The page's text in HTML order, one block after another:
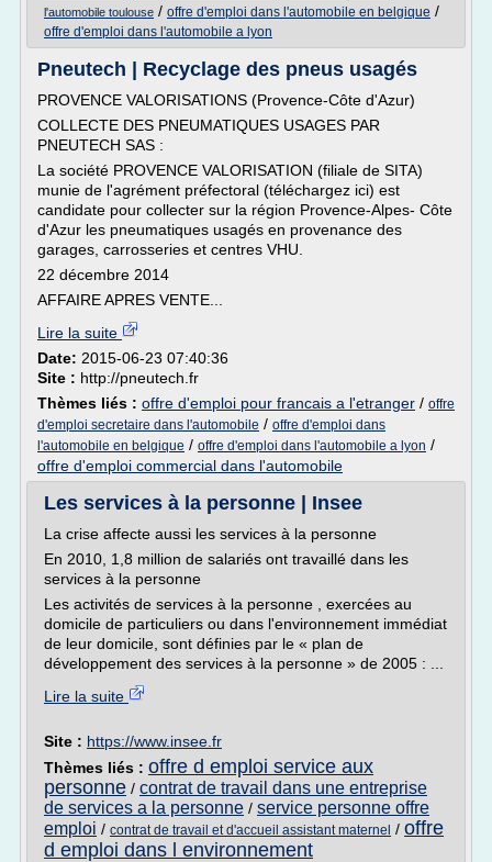
l'automobile toulouse / offre d'emploi dans l'automobile en belgique /
offre d'emploi dans l'automobile a lyon
Pneutech | Recyclage des pneus usagés
PROVENCE VALORISATIONS (Provence-Côte d'Azur)
COLLECTE DES PNEUMATIQUES USAGES PAR
PNEUTECH SAS :
La société PROVENCE VALORISATION (filiale de SITA)
munie de l'agrément préfectoral (téléchargez ici) est
candidate pour collecter sur la région Provence-Alpes- Côte
d'Azur les pneumatiques usagés en provenance des
garages, carrosseries et centres VHU.
22 décembre 2014
AFFAIRE APRES VENTE...
Lire la suite
Date: 2015-06-23 07:40:36
Site : http://pneutech.fr
Thèmes liés : offre d'emploi pour francais a l'etranger / offre
d'emploi secretaire dans l'automobile / offre d'emploi dans
l'automobile en belgique / offre d'emploi dans l'automobile a lyon /
offre d'emploi commercial dans l'automobile
Les services à la personne | Insee
La crise affecte aussi les services à la personne
En 2010, 1,8 million de salariés ont travaillé dans les
services à la personne
Les activités de services à la personne , exercées au
domicile de particuliers ou dans l'environnement immédiat
de leur domicile, sont définies par le « plan de
développement des services à la personne » de 2005 : ...
Lire la suite
Site : https://www.insee.fr
Thèmes liés : offre d emploi service aux
personne / contrat de travail dans une entreprise
de services a la personne / service personne offre
emploi / contrat de travail et d'accueil assistant maternel / offre
d emploi dans l environnement